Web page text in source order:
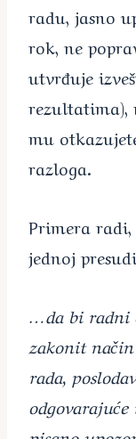
radu, jasno
rok, ne
utvrđuje
rezultatima),
mu
razloga.
Primera
jednoj
…da bi radni
zakonit
rada,